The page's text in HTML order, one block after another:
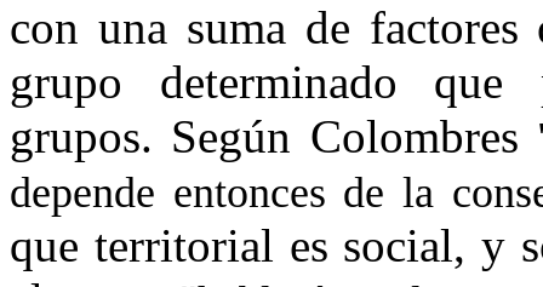
con una suma de
grupo determinado
grupos. Según Colombres
depende entonces de la
que territorial es social, y